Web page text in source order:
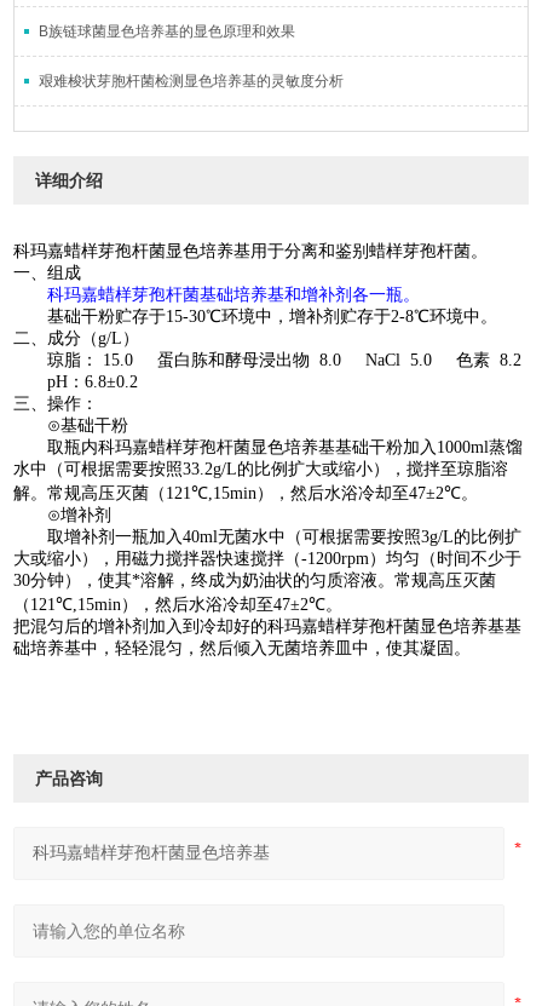
B族链球菌显色培养基的显色原理和效果
艰难梭状芽胞杆菌检测显色培养基的灵敏度分析
详细介绍
科玛嘉蜡样芽孢杆菌显色培养基用于分离和鉴别蜡样芽孢杆菌。
一、组成
科玛嘉蜡样芽孢杆菌基础培养基和增补剂各一瓶。
基础干粉贮存于15-30℃环境中，增补剂贮存于2-8℃环境中。
二、成分（g/L ）
琼脂：
15.0蛋白胨和酵母浸出物 8.0 NaCl 5.0色素 8.2
pH ：6.8±0.2
三、操作：
⊙基础干粉
取瓶内科玛嘉蜡样芽孢杆菌显色培养基基础干粉加入 1000ml蒸馏
水中（可根据需要按照33.2g/L的比例扩大或缩小），搅拌至琼脂溶
解。常规高压灭菌（ 121℃ ,15min ），然后水浴冷却至47±2℃。
⊙增补剂
取增补剂一瓶加入40ml无菌水中（可根据需要按照3g/L的比例扩
大或缩小），用磁力搅拌器快速搅拌（-1200rpm ）均匀（时间不少于
30分钟），使其*溶解，终成为奶油状的匀质溶液。常规高压灭菌
（ 121℃ ,15min ），然后水浴冷却至47±2℃。
把混匀后的增补剂加入到冷却好的科玛嘉蜡样芽孢杆菌显色培养基基
础培养基中，轻轻混匀，然后倾入无菌培养皿中，使其凝固。
产品咨询